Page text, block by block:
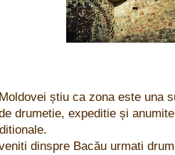
știu ca zona este una
drumetie, expeditie și
dinspre Bacău urmati